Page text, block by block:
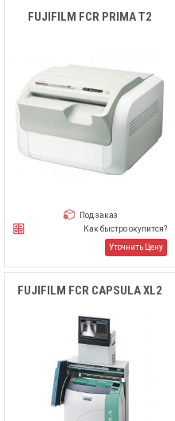
FUJIFILM FCR PRIMA T2
Под заказ
Как быстро окупится?
Уточнить Цену
FUJIFILM FCR CAPSULA XL2